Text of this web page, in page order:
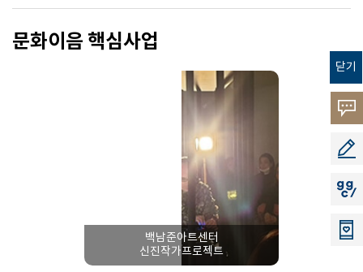
닫기
고객의
소리
공모
지지
문화이음 핵심사업
백남준아트센터
신진작가프로젝트